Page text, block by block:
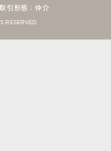
引形態：仲介
RESERVED.